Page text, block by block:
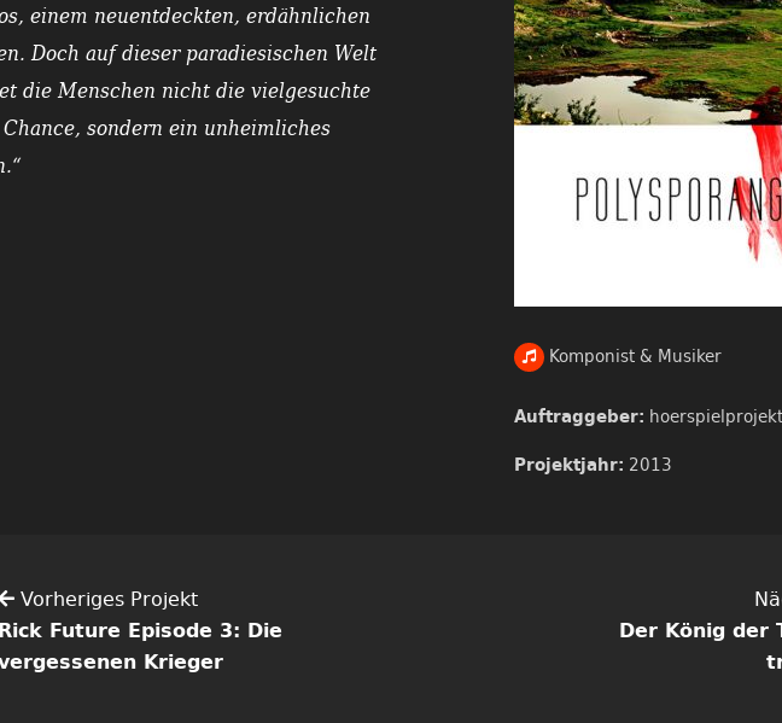
Komponist & Musiker
Auftraggeber:
Projektjahr: 2013
einem neuentdeckten, erdähnlichen
Doch auf dieser paradiesischen Welt
die Menschen nicht die vielgesuchte
sondern ein unheimliches
Vorheriges Projekt
Rick Future Episode 3: Die
Krieger
Der König der